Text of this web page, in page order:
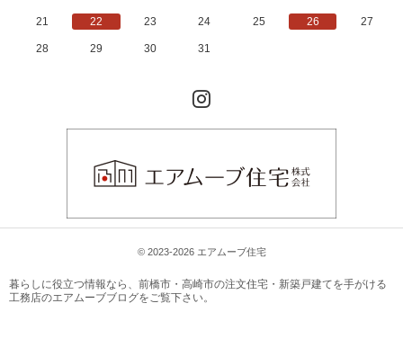
21 22 23 24 25 26 27
28 29 30 31
© 2023-2026 エアムーブ住宅
暮らしに役立つ情報なら、 前橋市・高崎市の注文住宅・新築戸建てを手がける
工務店のエアムーブブログをご覧下さい。